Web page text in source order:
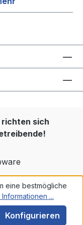
sich
eine bestmögliche
...
Konfigurieren